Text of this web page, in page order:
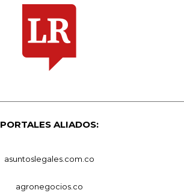
PORTALES ALIADOS:
asuntoslegales.com.co
agronegocios.co